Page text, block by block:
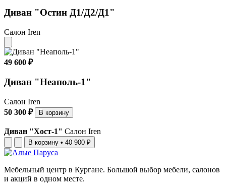
Диван "Остин Д1/Д2/Д1"
Салон Iren
49 600 ₽
Диван "Неаполь-1"
Салон Iren
50 300 ₽
В корзину
Диван "Хост-1" Салон Iren
В корзину • 40 900 ₽
Мебельный центр в Кургане. Большой выбор мебели, салонов
и акций в одном месте.